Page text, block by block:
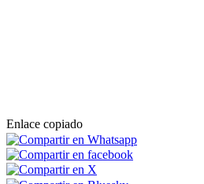
Enlace copiado